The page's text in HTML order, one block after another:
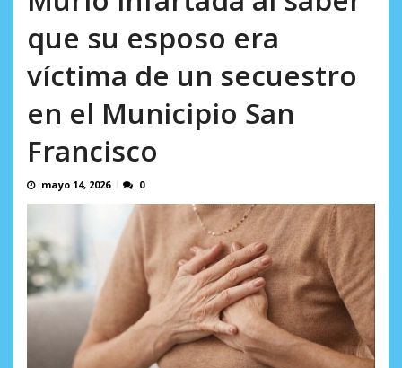
que su esposo era
víctima de un secuestro
en el Municipio San
Francisco
mayo 14, 2026 0